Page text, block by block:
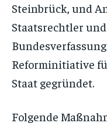
Steinbrück, und
Staatsrechtler
Reforminitiative
Staat gegründet.
Folgende